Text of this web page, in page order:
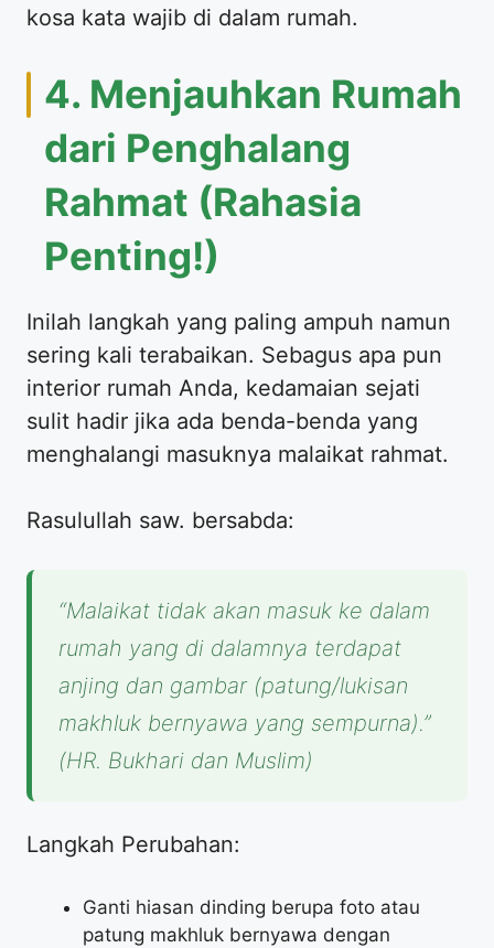
kosa kata wajib di dalam rumah.
4. Menjauhkan Rumah
dari Penghalang
Rahmat (Rahasia
Penting!)
Inilah langkah yang paling ampuh namun
sering kali terabaikan. Sebagus apa pun
interior rumah Anda, kedamaian sejati
sulit hadir jika ada benda-benda yang
menghalangi masuknya malaikat rahmat.
Rasulullah saw. bersabda:
“Malaikat tidak akan masuk ke dalam
rumah yang di dalamnya terdapat
anjing dan gambar (patung/lukisan
makhluk bernyawa yang sempurna).”
(HR. Bukhari dan Muslim)
Langkah Perubahan:
Ganti hiasan dinding berupa foto atau
patung makhluk bernyawa dengan